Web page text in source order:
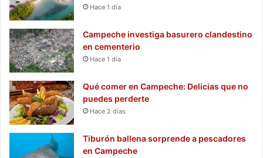
Hace 1 día
Campeche investiga basurero clandestino
en cementerio
Hace 1 día
Qué comer en Campeche: Delicias que no
puedes perderte
Hace 2 días
Tiburón ballena sorprende a pescadores
en Campeche